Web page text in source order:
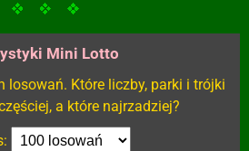
Mini Lotto
losowań. Które liczby, parki i trójki
a które najrzadziej?